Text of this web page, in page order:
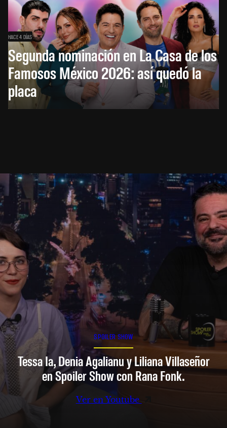
HACE 4 DÍAS
Segunda nominación en La Casa de los
Famosos México 2026: así quedó la
placa
SPOILER SHOW
Tessa Ia, Denia Agalianu y Liliana Villaseñor
en Spoiler Show con Rana Fonk.
Ver en Youtube